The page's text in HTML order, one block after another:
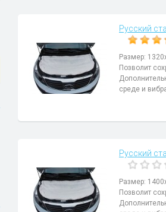
Русский
Размер:
Позволит
среде и
Русский
Размер:
Позволит